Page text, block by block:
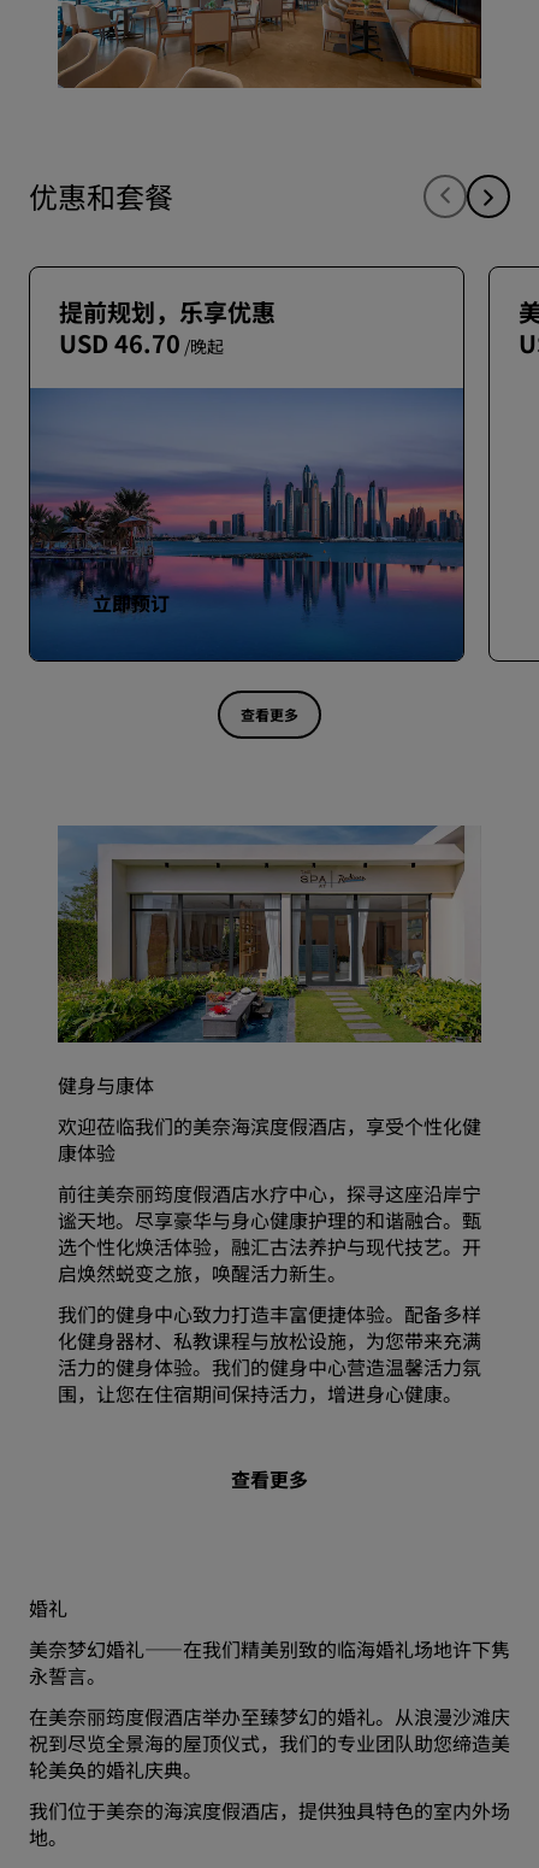
优惠和套餐
提前规划，乐享优惠
USD 46.70 /晚起
立即预订
查看更多
健身与康体
欢迎莅临我们的美奈海滨度假酒店，享受个性化健
康体验
前往美奈丽筠度假酒店水疗中心，探寻这座沿岸宁
谧天地。尽享豪华与身心健康护理的和谐融合。甄
选个性化焕活体验，融汇古法养护与现代技艺。开
启焕然蜕变之旅，唤醒活力新生。
我们的健身中心致力打造丰富便捷体验。配备多样
化健身器材、私教课程与放松设施，为您带来充满
活力的健身体验。我们的健身中心营造温馨活力氛
围，让您在住宿期间保持活力，增进身心健康。
查看更多
婚礼
美奈梦幻婚礼——在我们精美别致的临海婚礼场地许下隽
永誓言。
在美奈丽筠度假酒店举办至臻梦幻的婚礼。从浪漫沙滩庆
祝到尽览全景海的屋顶仪式，我们的专业团队助您缔造美
轮美奂的婚礼庆典。
我们位于美奈的海滨度假酒店，提供独具特色的室内外场
地。